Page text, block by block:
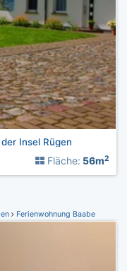
Insel Rügen
Fläche: 56m2
Ferienwohnung Baabe